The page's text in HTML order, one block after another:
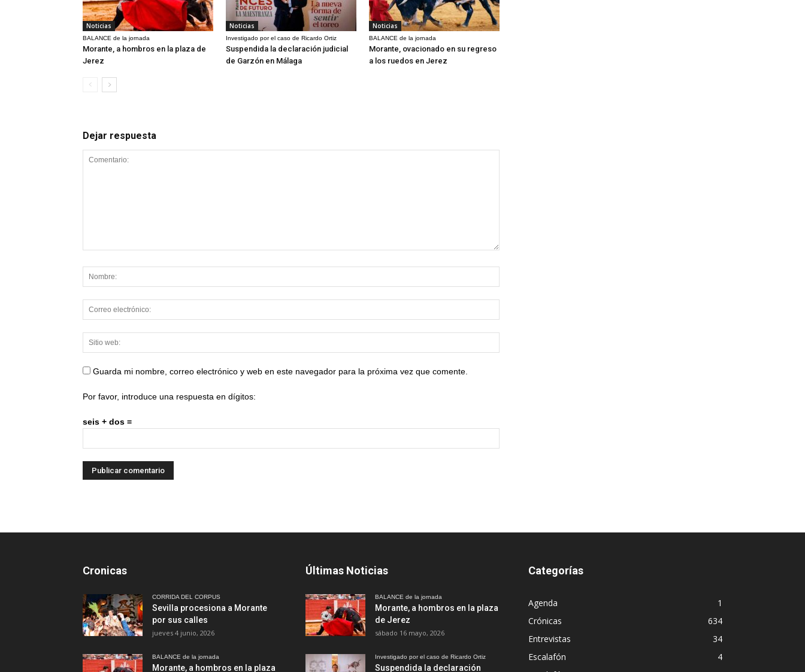
Noticias
BALANCE de la jornada
Morante, a hombros en la plaza de
Jerez
Noticias
Investigado por el caso de Ricardo Ortiz
Suspendida la declaración judicial
de Garzón en Málaga
Noticias
BALANCE de la jornada
Morante, ovacionado en su regreso
a los ruedos en Jerez
Dejar respuesta
Guarda mi nombre, correo electrónico y web en este navegador para la próxima vez que comente.
Por favor, introduce una respuesta en dígitos:
seis + dos =
Cronicas
CORRIDA DEL CORPUS
Sevilla procesiona a Morante
por sus calles
jueves 4 junio, 2026
BALANCE de la jornada
Morante, a hombros en la plaza
Últimas Noticias
BALANCE de la jornada
Morante, a hombros en la plaza
de Jerez
sábado 16 mayo, 2026
Investigado por el caso de Ricardo Ortiz
Suspendida la declaración
Categorías
Agenda
1
Crónicas
634
Entrevistas
34
Escalafón
4